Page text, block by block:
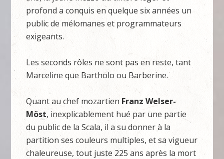
profond a conquis en quelque six années un
public de mélomanes et programmateurs
exigeants.
Les seconds rôles ne sont pas en reste, tant
Marceline que Bartholo ou Barberine.
Quant au chef mozartien Franz Welser-
Möst, inexplicablement hué par une partie
du public de la Scala, il a su donner à la
partition ses couleurs multiples, et sa vigueur
chaleureuse, tout juste 225 ans après la mort